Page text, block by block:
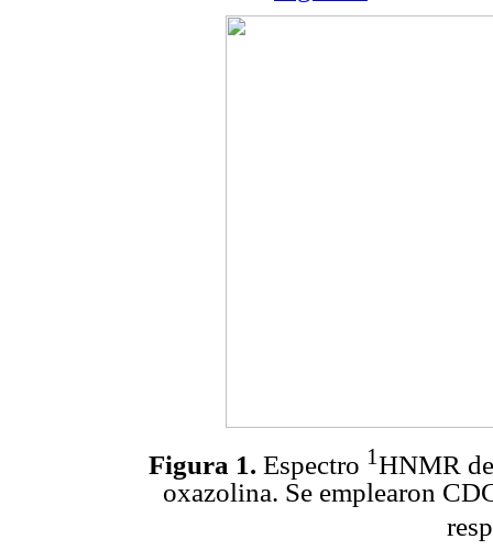
Figura 1. Espectro 1HNMR
oxazolina. Se emplearon